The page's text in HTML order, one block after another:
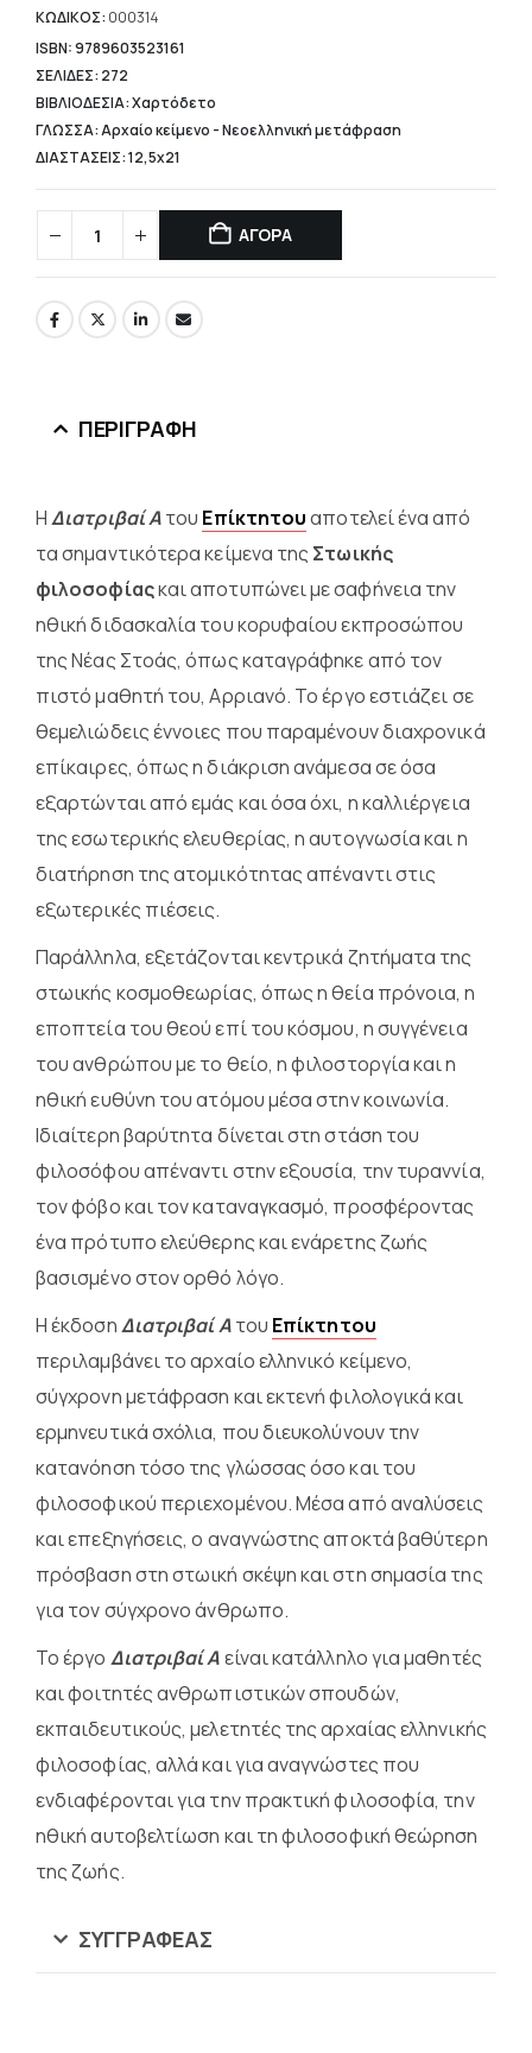
είναι:
13,28 €.
ΚΩΔΙΚΟΣ: 000314
ISBN: 9789603523161
ΣΕΛΙΔΕΣ: 272
ΒΙΒΛΙΟΔΕΣΙΑ: Χαρτόδετο
ΓΛΩΣΣΑ: Αρχαίο κείμενο - Νεοελληνική μετάφραση
ΔΙΑΣΤΑΣΕΙΣ: 12,5x21
ΑΓΟΡΑ
ΠΕΡΙΓΡΑΦΉ
ΗΔιατριβαί Ατου Επίκτητουαποτελεί ένα από
τα σημαντικότερα κείμενα της Στωικής
φιλοσοφίαςκαι αποτυπώνει με σαφήνεια την
ηθική διδασκαλία του κορυφαίου εκπροσώπου
της Νέας Στοάς, όπως καταγράφηκε από τον
πιστό μαθητή του, Αρριανό. Το έργο εστιάζει σε
θεμελιώδεις έννοιες που παραμένουν διαχρονικά
επίκαιρες, όπως η διάκριση ανάμεσα σε όσα
εξαρτώνται από εμάς και όσα όχι, η καλλιέργεια
της εσωτερικής ελευθερίας, η αυτογνωσία και η
διατήρηση της ατομικότητας απέναντι στις
εξωτερικές πιέσεις.
Παράλληλα, εξετάζονται κεντρικά ζητήματα της
στωικής κοσμοθεωρίας, όπως η θεία πρόνοια, η
εποπτεία του θεού επί του κόσμου, η συγγένεια
του ανθρώπου με το θείο, η φιλοστοργία και η
ηθική ευθύνη του ατόμου μέσα στην κοινωνία.
Ιδιαίτερη βαρύτητα δίνεται στη στάση του
φιλοσόφου απέναντι στην εξουσία, την τυραννία,
τον φόβο και τον καταναγκασμό, προσφέροντας
ένα πρότυπο ελεύθερης και ενάρετης ζωής
βασισμένο στον ορθό λόγο.
Η έκδοσηΔιατριβαί Ατου Επίκτητου
περιλαμβάνει το αρχαίο ελληνικό κείμενο,
σύγχρονη μετάφραση και εκτενή φιλολογικά και
ερμηνευτικά σχόλια, που διευκολύνουν την
κατανόηση τόσο της γλώσσας όσο και του
φιλοσοφικού περιεχομένου. Μέσα από αναλύσεις
και επεξηγήσεις, ο αναγνώστης αποκτά βαθύτερη
πρόσβαση στη στωική σκέψη και στη σημασία της
για τον σύγχρονο άνθρωπο.
Το έργο Διατριβαί Αείναι κατάλληλο για μαθητές
και φοιτητές ανθρωπιστικών σπουδών,
εκπαιδευτικούς, μελετητές της αρχαίας ελληνικής
φιλοσοφίας, αλλά και για αναγνώστες που
ενδιαφέρονται για την πρακτική φιλοσοφία, την
ηθική αυτοβελτίωση και τη φιλοσοφική θεώρηση
της ζωής.
ΣΥΓΓΡΑΦΈΑΣ